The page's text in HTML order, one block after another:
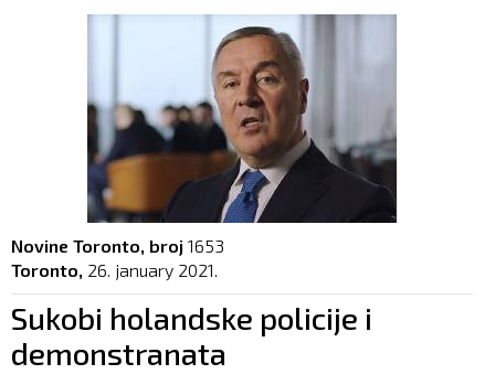
Novine Toronto, broj 1653
Toronto, 26. january 2021.
Sukobi holandske policije i
demonstranata